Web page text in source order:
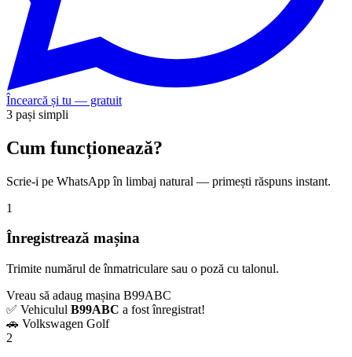
Încearcă și tu — gratuit
3 pași simpli
Cum funcționează?
Scrie-i pe WhatsApp în limbaj natural — primești răspuns instant.
1
Înregistrează mașina
Trimite numărul de înmatriculare sau o poză cu talonul.
Vreau să adaug mașina B99ABC
✅ Vehiculul B99ABC a fost înregistrat!
🚗 Volkswagen Golf
2